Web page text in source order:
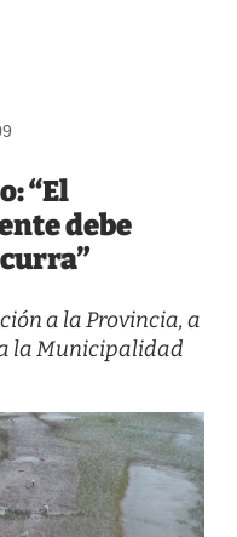
“El
debe
a la Provincia, a
la Municipalidad